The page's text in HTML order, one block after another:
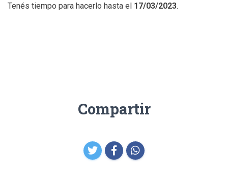
Tenés tiempo para hacerlo hasta el 17/03/2023.
Compartir